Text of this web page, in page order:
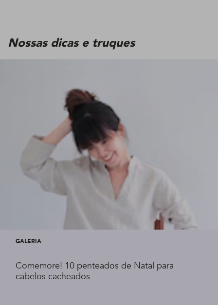
Nossas dicas e truques
GALERIA
Comemore! 10 penteados de Natal para
cabelos cacheados